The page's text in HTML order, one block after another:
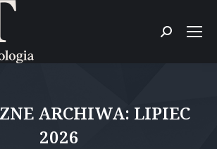
Szukaj:
ARCHIWA: LIPIEC
2026